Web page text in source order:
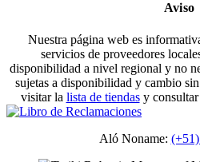
Aviso
Nuestra página web es
servicios de proveedores
disponibilidad a nivel regional y no
sujetas a disponibilidad y cambio
visitar la lista de tiendasy consultar
Aló Noname: